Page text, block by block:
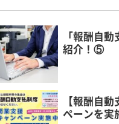
「報酬自
紹介！⑤
【報酬自
ペーンを